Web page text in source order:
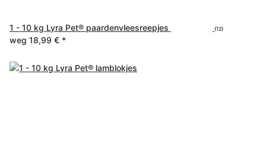
1 - 10 kg Lyra Pet® paardenvleesreepjes (12)
weg 18,99 € *